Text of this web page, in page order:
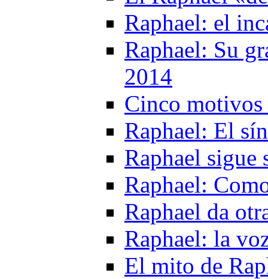
Raphael: el
Raphael: Su
2014
Cinco motivos
Raphael: El
Raphael sigue
Raphael:
Raphael da
Raphael: la
El mito de